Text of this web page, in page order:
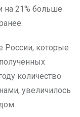
на 21% больше
России, которые
количество
увеличилось